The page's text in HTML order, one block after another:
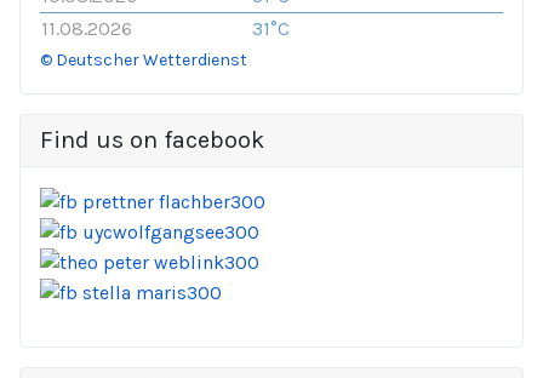
11.08.2026
31°C
© Deutscher Wetterdienst
Find us on facebook